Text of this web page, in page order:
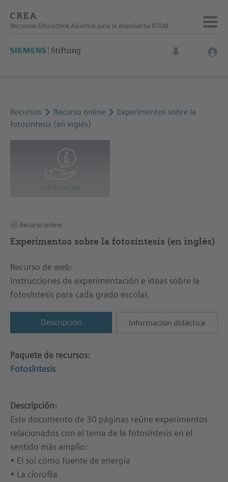
Recursos Recurso online
Experimentos sobre la
fotosíntesis (en inglés)
Recurso online
Experimentos sobre la fotosíntesis (en inglés)
Recurso de web:
Instrucciones de experimentación e ideas sobre la
fotosíntesis para cada grado escolar.
Descripción Información didáctica
Paquete de recursos:
Fotosíntesis
Descripción:
Este documento de 30 páginas reúne experimentos
relacionados con el tema de la fotosíntesis en el
sentido más amplio:
• El sol como fuente de energía
• La clorofila